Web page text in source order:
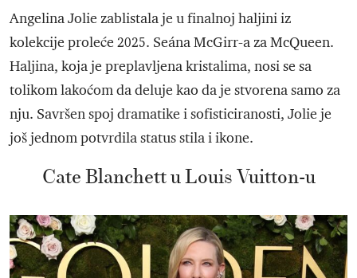
Angelina Jolie zablistala je u finalnoj haljini iz
kolekcije proleće 2025. Seána McGirr-a za McQueen.
Haljina, koja je preplavljena kristalima, nosi se sa
tolikom lakoćom da deluje kao da je stvorena samo za
nju. Savršen spoj dramatike i sofisticiranosti, Jolie je
još jednom potvrdila status stila i ikone.
Cate Blanchett u Louis Vuitton-u